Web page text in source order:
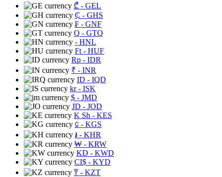
₾ - GEL
₵ - GHS
₣ - GNF
Q - GTQ
- HNL
Ft - HUF
Rp - IDR
₹ - INR
ID - IQD
kr- ISK
$ - JMD
JD - JOD
K Sh - KES
⃀ - KGS
៛ - KHR
₩ - KRW
KD - KWD
CI$ - KYD
₸ - KZT